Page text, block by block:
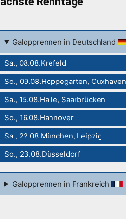
Galopprennen in Deutschland
Sa., 08.08.Krefeld
So., 09.08.Hoppegarten, Cuxhaven
Sa., 15.08.Halle, Saarbrücken
So., 16.08.Hannover
Sa., 22.08.München, Leipzig
So., 23.08.Düsseldorf
Galopprennen in Frankreich